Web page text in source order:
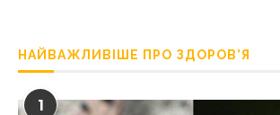
НАЙВАЖЛИВІШЕ ПРО ЗДОРОВ’Я
1